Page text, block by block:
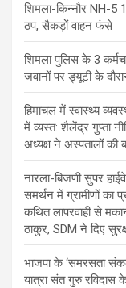
शिमला-किन्नौर NH-5
ठप, सैकड़ों वाहन फंसे
शिमला पुलिस के 3
जवानों पर ड्यूटी के
हिमाचल में स्वास्थ्य
में व्यस्त: शैलेंद्र गुप्ता
अध्यक्ष ने अस्पतालों की
नारला-बिजणी सुपर
समर्थन में ग्रामीणों का
कथित लापरवाही से
ठाकुर, SDM ने दिए
भाजपा के ‘समरसता
यात्रा संत गुरु